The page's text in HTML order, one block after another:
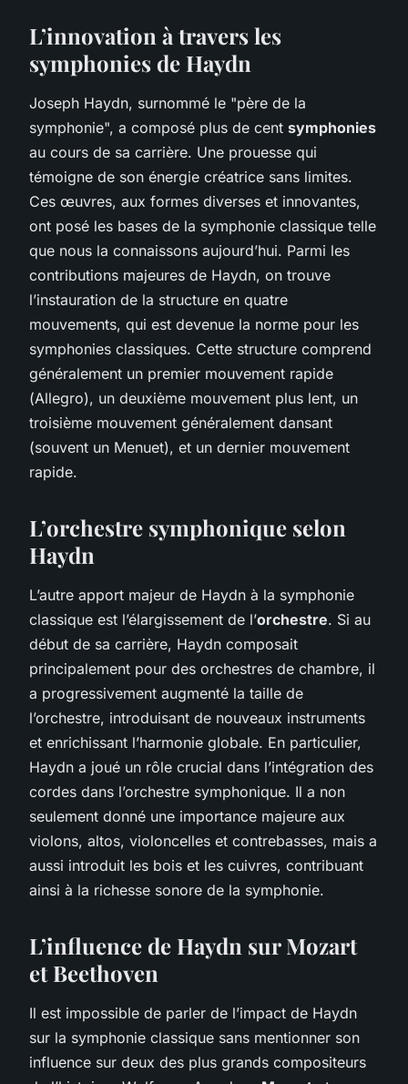
L’innovation à travers les
symphonies de Haydn
Joseph Haydn, surnommé le "père de la
symphonie", a composé plus de cent symphonies
au cours de sa carrière. Une prouesse qui
témoigne de son énergie créatrice sans limites.
Ces œuvres, aux formes diverses et innovantes,
ont posé les bases de la symphonie classique telle
que nous la connaissons aujourd’hui. Parmi les
contributions majeures de Haydn, on trouve
l’instauration de la structure en quatre
mouvements, qui est devenue la norme pour les
symphonies classiques. Cette structure comprend
généralement un premier mouvement rapide
(Allegro), un deuxième mouvement plus lent, un
troisième mouvement généralement dansant
(souvent un Menuet), et un dernier mouvement
rapide.
L’orchestre symphonique selon
Haydn
L’autre apport majeur de Haydn à la symphonie
classique est l’élargissement de l’orchestre. Si au
début de sa carrière, Haydn composait
principalement pour des orchestres de chambre, il
a progressivement augmenté la taille de
l’orchestre, introduisant de nouveaux instruments
et enrichissant l’harmonie globale. En particulier,
Haydn a joué un rôle crucial dans l’intégration des
cordes dans l’orchestre symphonique. Il a non
seulement donné une importance majeure aux
violons, altos, violoncelles et contrebasses, mais a
aussi introduit les bois et les cuivres, contribuant
ainsi à la richesse sonore de la symphonie.
L’influence de Haydn sur Mozart
et Beethoven
Il est impossible de parler de l’impact de Haydn
sur la symphonie classique sans mentionner son
influence sur deux des plus grands compositeurs